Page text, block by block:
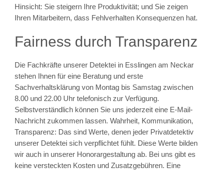
Hinsicht: Sie steigern Ihre Produktivität; und Sie zeigen
Ihren Mitarbeitern, dass Fehlverhalten Konsequenzen hat.
Fairness durch Transparenz
Die Fachkräfte unserer Detektei in Esslingen am Neckar
stehen Ihnen für eine Beratung und erste
Sachverhaltsklärung von Montag bis Samstag zwischen
8.00 und 22.00 Uhr telefonisch zur Verfügung.
Selbstverständlich können Sie uns jederzeit eine E-Mail-
Nachricht zukommen lassen. Wahrheit, Kommunikation,
Transparenz: Das sind Werte, denen jeder Privatdetektiv
unserer Detektei sich verpflichtet fühlt. Diese Werte bilden
wir auch in unserer Honorargestaltung ab. Bei uns gibt es
keine versteckten Kosten und Zusatzgebühren. Eine